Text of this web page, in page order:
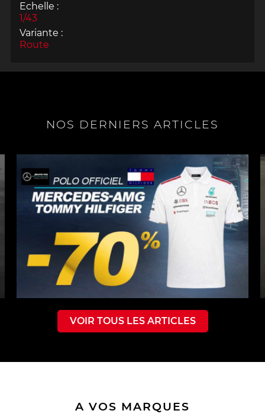
Echelle :
1/43
Variante :
Route
NOS DERNIERS ARTICLES
VOIR TOUS LES ARTICLES
A VOS MARQUES